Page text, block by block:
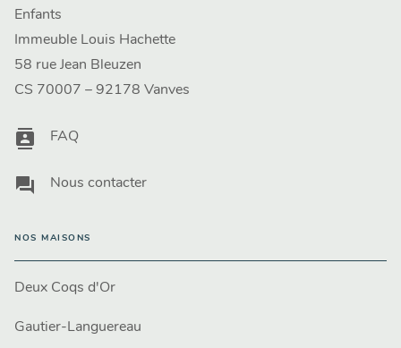
Enfants
Immeuble Louis Hachette
58 rue Jean Bleuzen
CS 70007 – 92178 Vanves
contacts FAQ
question_answer Nous contacter
NOS MAISONS
Deux Coqs d'Or
Gautier-Languereau